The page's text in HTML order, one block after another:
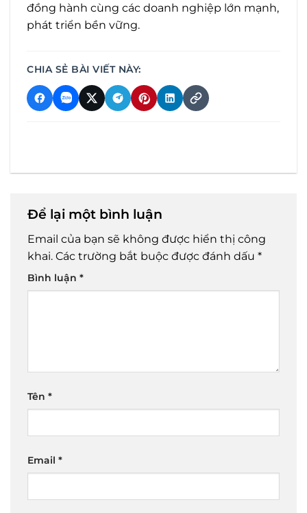
đồng hành cùng các doanh nghiệp lớn mạnh,
phát triển bền vững.
CHIA SẺ BÀI VIẾT NÀY:
Để lại một bình luận
Email của bạn sẽ không được hiển thị công
khai. Các trường bắt buộc được đánh dấu *
Bình luận *
Tên *
Email *